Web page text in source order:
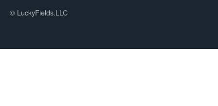
© LuckyFields.LLC